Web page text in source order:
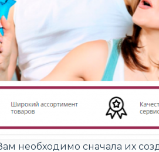
необходимо сначала их